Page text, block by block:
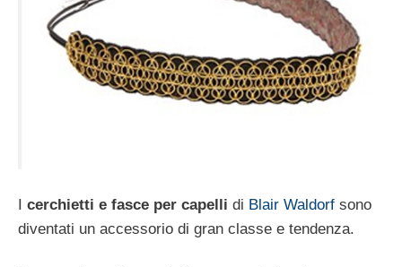
I cerchietti e fasce per capelli di Blair Waldorf sono
diventati un accessorio di gran classe e tendenza.